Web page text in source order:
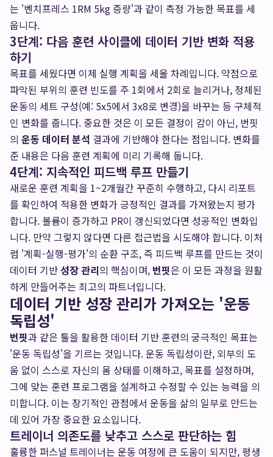
는 '벤치프레스 1RM 5kg 증량'과 같이 측정 가능한 목표를 세
웁니다.
3단계: 다음 훈련 사이클에 데이터 기반 변화 적용
하기
목표를 세웠다면 이제 실행 계획을 세울 차례입니다. 약점으로
파악된 부위의 훈련 빈도를 주 1회에서 2회로 늘리거나, 정체된
운동의 세트 구성(예: 5x5에서 3x8로 변경)을 바꾸는 등 구체적
인 변화를 줍니다. 중요한 것은 이 모든 결정이 감이 아닌, 번핏
의 운동 데이터 분석 결과에 기반해야 한다는 점입니다. 변화를
준 내용은 다음 훈련 계획에 미리 기록해 둡니다.
4단계: 지속적인 피드백 루프 만들기
새로운 훈련 계획을 1~2개월간 꾸준히 수행하고, 다시 리포트
를 확인하여 적용한 변화가 긍정적인 결과를 가져왔는지 평가
합니다. 볼륨이 증가하고 PR이 갱신되었다면 성공적인 변화입
니다. 만약 그렇지 않다면 다른 접근법을 시도해야 합니다. 이처
럼 '계획-실행-평가'의 순환 구조, 즉 피드백 루프를 만드는 것이
데이터 기반성장 관리의 핵심이며, 번핏은 이 모든 과정을 원활
하게 만들어주는 최고의 파트너입니다.
데이터 기반 성장 관리가 가져오는 '운동
독립성'
번핏과 같은 툴을 활용한 데이터 기반 훈련의 궁극적인 목표는
'운동 독립성'을 기르는 것입니다. 운동 독립성이란, 외부의 도
움 없이 스스로 자신의 몸 상태를 이해하고, 목표를 설정하며,
그에 맞는 훈련 프로그램을 설계하고 수정할 수 있는 능력을 의
미합니다. 이는 장기적인 관점에서 운동을 삶의 일부로 만드는
데 있어 가장 중요한 요소입니다.
트레이너 의존도를 낮추고 스스로 판단하는 힘
훌륭한 퍼스널 트레이너는 운동 여정에 큰 도움이 되지만, 평생